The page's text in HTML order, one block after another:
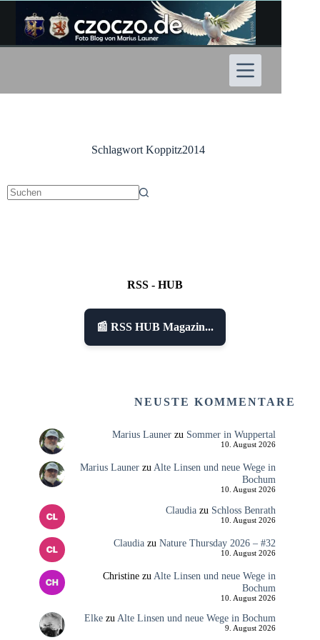
Inhalt
springen
SchlagwortKoppitz2014
RSS - HUB
📰 RSS HUB Magazin...
NEUSTE KOMMENTARE
Marius Launerzu Sommer in Wuppertal
10. August 2026
Marius LaunerzuAlte Linsen und neue Wege in
Bochum
10. August 2026
Claudiazu Schloss Benrath
10. August 2026
Claudiazu Nature Thursday 2026 – #32
10. August 2026
Christinezu Alte Linsen und neue Wege in
Bochum
10. August 2026
Elkezu Alte Linsen und neue Wege in Bochum
9. August 2026